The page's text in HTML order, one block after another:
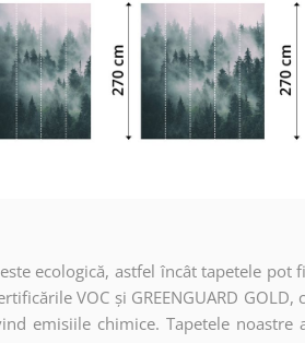
ecologică, astfel încât tapetele
VOC și GREENGUARD
emisiile chimice. Tapetele